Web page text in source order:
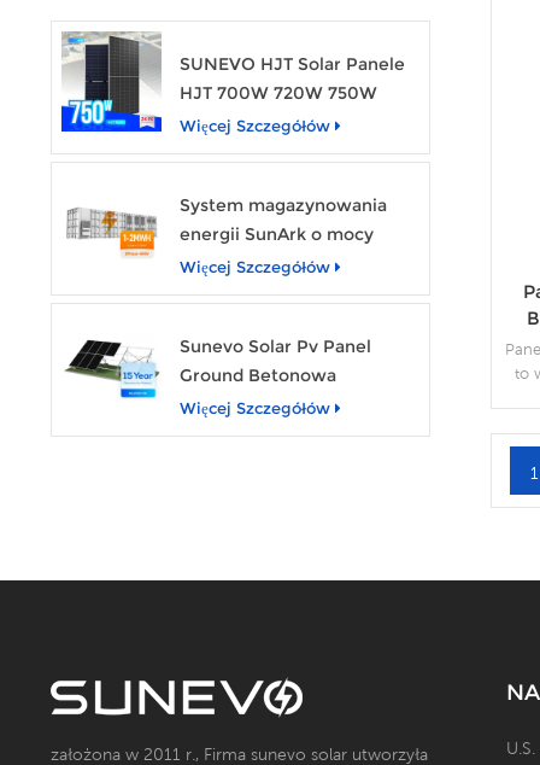
SUNEVO HJT Solar Panele
HJT 700W 720W 750W
przezroczysty moduł
energii słonecznej
Więcej Szczegółów
System magazynowania
energii SunArk o mocy
znamionowej 1 MW i
pojemności 2 MWh
Więcej Szczegółów
Sunevo Solar Pv Panel
Ground Betonowa
konstrukcja systemu
montażu w stojaku
Więcej Szczegółów
to
1
założona w 2011 r., Firma sunevo solar utworzyła